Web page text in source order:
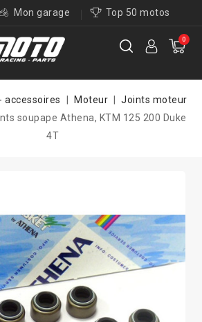
Mon garage Top 50 motos
0
accessoires Moteur
Joints moteur
soupape Athena, KTM 125 200 Duke
4T